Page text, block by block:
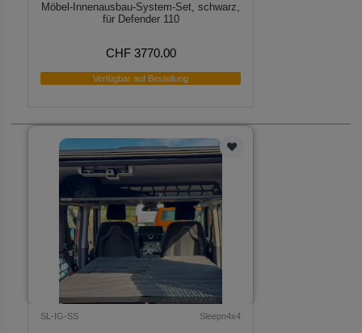
Möbel-Innenausbau-System-Set, schwarz,
für Defender 110
CHF 3770.00
Verfügbar auf Bestellung
SL-IG-SS Sleepn4x4